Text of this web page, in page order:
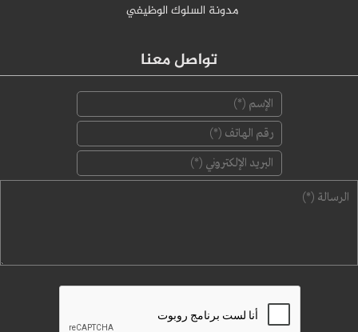
مدونة السلوك الوظيفي
تواصل معنا
‏البريد الإلكتروني ‏*